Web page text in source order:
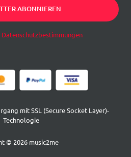
ABONNIEREN
Datenschutzbestimmungen
mit SSL (Secure Socket Layer)-
Technologie
© 2026 music2me